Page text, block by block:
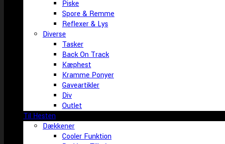
Piske
Spore & Remme
Reflexer & Lys
Diverse
Tasker
Back On Track
Kæphest
Kramme Ponyer
Gaveartikler
Div
Outlet
Til Hesten
Dækkener
Cooler Funktion